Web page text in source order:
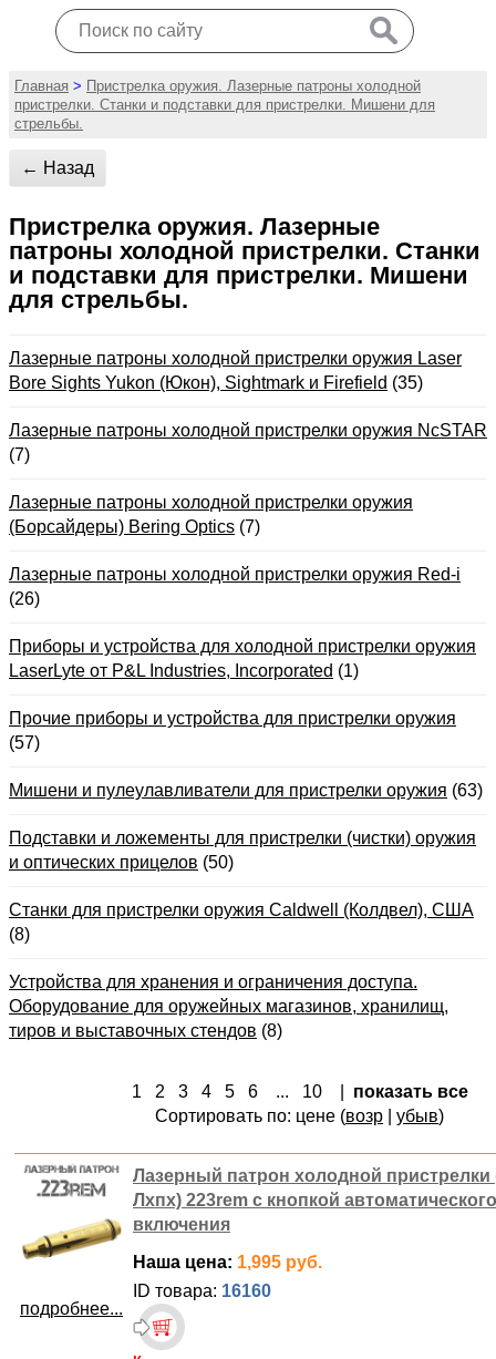
Главная > Пристрелка оружия. Лазерные патроны холодной
пристрелки. Станки и подставки для пристрелки. Мишени для
стрельбы.
← Назад
Пристрелка оружия. Лазерные
патроны холодной пристрелки. Станки
и подставки для пристрелки. Мишени
для стрельбы.
Лазерные патроны холодной пристрелки оружия Laser
Bore Sights Yukon (Юкон), Sightmark и Firefield (35)
Лазерные патроны холодной пристрелки оружия NcSTAR
(7)
Лазерные патроны холодной пристрелки оружия
(Борсайдеры) Bering Optics (7)
Лазерные патроны холодной пристрелки оружия Red-i
(26)
Приборы и устройства для холодной пристрелки оружия
LaserLyte от P&L Industries, Incorporated (1)
Прочие приборы и устройства для пристрелки оружия
(57)
Мишени и пулеулавливатели для пристрелки оружия (63)
Подставки и ложементы для пристрелки (чистки) оружия
и оптических прицелов (50)
Станки для пристрелки оружия Caldwell (Колдвел), США
(8)
Устройства для хранения и ограничения доступа.
Оборудование для оружейных магазинов, хранилищ,
тиров и выставочных стендов (8)
1 2 3 4 5 6... 10| показать все
Сортировать по: цене (возр убыв)
подробнее...
Лазерный патрон холодной пристрелки
Лхпх) 223rem с кнопкой автоматического
включения
Наша цена: 1,995 руб.
ID товара: 16160